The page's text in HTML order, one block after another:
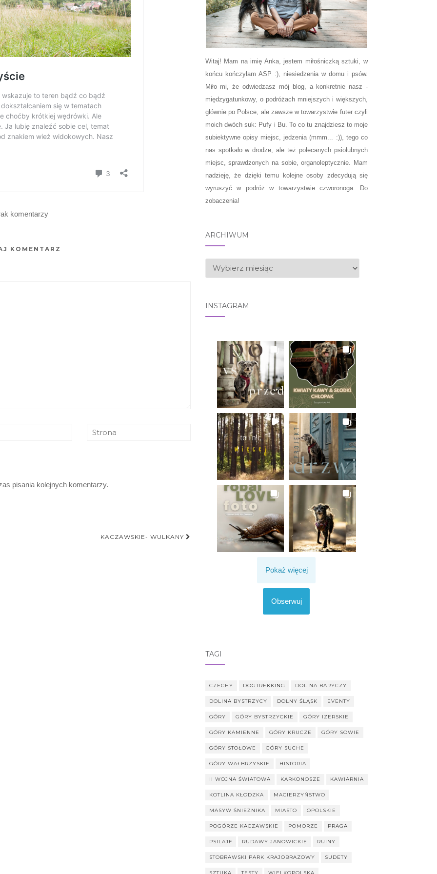
komentarzy
KOMENTARZ
pisania kolejnych komentarzy.
KACZAWSKIE- WULKANY
Witaj! Mam na imię Anka, jestem miłośniczką sztuki, w
końcu kończyłam ASP :), niesiedzenia w domu i psów.
Miło mi, że odwiedzasz mój blog, a konkretnie nasz -
międzygatunkowy, o podróżach mniejszych i większych,
głównie po Polsce, ale zawsze w towarzystwie futer czyli
moich dwóch suk: Pufy i Bu. To co tu znajdziesz to moje
subiektywne opisy miejsc, jedzenia (mmm... :)), tego co
nas spotkało w drodze, ale też polecanych psiolubnych
miejsc, sprawdzonych na sobie, organoleptycznie. Mam
nadzieję, że dzięki temu kolejne osoby zdecydują się
wyruszyć w podróż w towarzystwie czworonoga. Do
zobaczenia!
ARCHIWUM
ARCHIWUM
INSTAGRAM
Pokaż więcej
Obserwuj
TAGI
CZECHY DOGTREKKING DOLINA BARYCZY
DOLINA BYSTRZYCY DOLNY ŚLĄSK EVENTY
GÓRY GÓRY BYSTRZYCKIE GÓRY IZERSKIE
GÓRY KAMIENNE GÓRY KRUCZE GÓRY SOWIE
GÓRY STOŁOWE GÓRY SUCHE
GÓRY WAŁBRZYSKIE HISTORIA
II WOJNA ŚWIATOWA KARKONOSZE KAWIARNIA
KOTLINA KŁODZKA MACIERZYŃSTWO
MASYW ŚNIEŻNIKA MIASTO OPOLSKIE
POGÓRZE KACZAWSKIE POMORZE PRAGA
PSILAJF RUDAWY JANOWICKIE RUINY
STOBRAWSKI PARK KRAJOBRAZOWY SUDETY
SZTUKA TESTY WIELKOPOLSKA